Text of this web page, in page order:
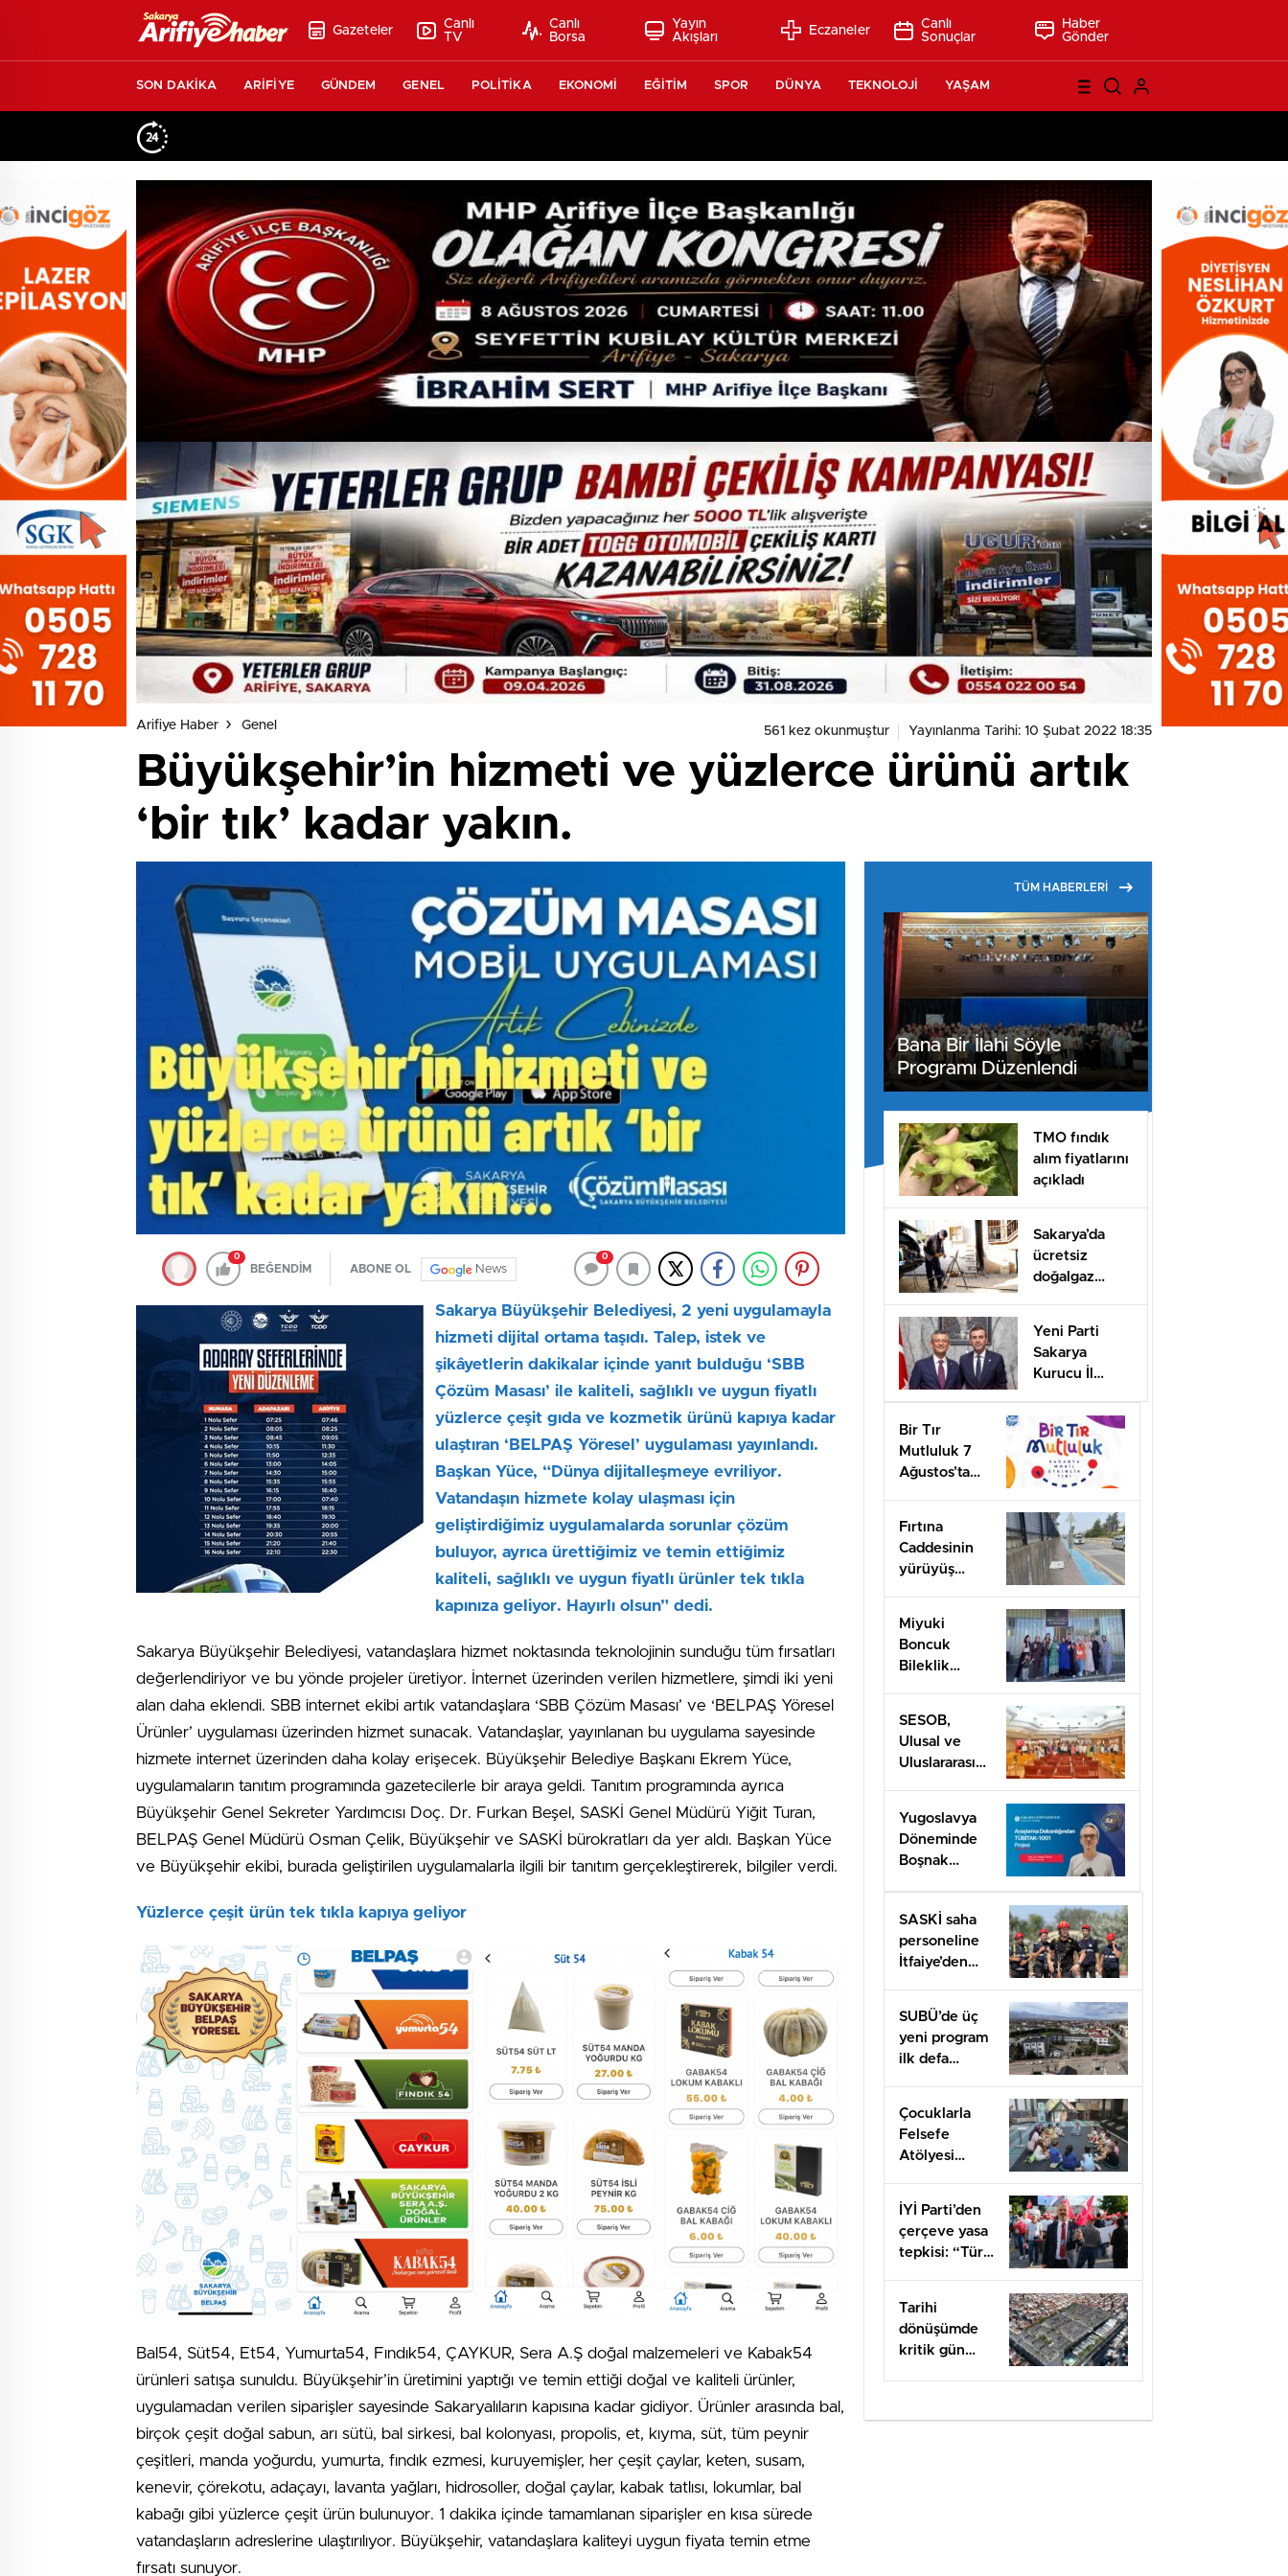
Gazeteler
Canlı
TV
Canlı
Borsa
Yayın
Akışları
Eczaneler
Canlı
Sonuçlar
Haber
Gönder
SON DAKİKA ARİFİYE GÜNDEM GENEL POLİTİKA EKONOMİ EĞİTİM SPOR DÜNYA TEKNOLOJİ YAŞAM
Arifiye Haber Genel 561 kez okunmuştur Yayınlanma Tarihi: 10 Şubat 2022 18:35
Büyükşehir’in hizmeti ve yüzlerce ürünü artık
‘bir tık’ kadar yakın.
0
BEĞENDİM ABONE OL News
0
Sakarya Büyükşehir Belediyesi, 2 yeni uygulamayla
hizmeti dijital ortama taşıdı. Talep, istek ve
şikâyetlerin dakikalar içinde yanıt bulduğu ‘SBB
Çözüm Masası’ ile kaliteli, sağlıklı ve uygun fiyatlı
yüzlerce çeşit gıda ve kozmetik ürünü kapıya kadar
ulaştıran ‘BELPAŞ Yöresel’ uygulaması yayınlandı.
Başkan Yüce, “Dünya dijitalleşmeye evriliyor.
Vatandaşın hizmete kolay ulaşması için
geliştirdiğimiz uygulamalarda sorunlar çözüm
buluyor, ayrıca ürettiğimiz ve temin ettiğimiz
kaliteli, sağlıklı ve uygun fiyatlı ürünler tek tıkla
kapınıza geliyor. Hayırlı olsun” dedi.
Sakarya Büyükşehir Belediyesi, vatandaşlara hizmet noktasında teknolojinin sunduğu tüm fırsatları
değerlendiriyor ve bu yönde projeler üretiyor. İnternet üzerinden verilen hizmetlere, şimdi iki yeni
alan daha eklendi. SBB internet ekibi artık vatandaşlara ‘SBB Çözüm Masası’ ve ‘BELPAŞ Yöresel
Ürünler’ uygulaması üzerinden hizmet sunacak. Vatandaşlar, yayınlanan bu uygulama sayesinde
hizmete internet üzerinden daha kolay erişecek. Büyükşehir Belediye Başkanı Ekrem Yüce,
uygulamaların tanıtım programında gazetecilerle bir araya geldi. Tanıtım programında ayrıca
Büyükşehir Genel Sekreter Yardımcısı Doç. Dr. Furkan Beşel, SASKİ Genel Müdürü Yiğit Turan,
BELPAŞ Genel Müdürü Osman Çelik, Büyükşehir ve SASKİ bürokratları da yer aldı. Başkan Yüce
ve Büyükşehir ekibi, burada geliştirilen uygulamalarla ilgili bir tanıtım gerçekleştirerek, bilgiler verdi.
Yüzlerce çeşit ürün tek tıkla kapıya geliyor
Bal54, Süt54, Et54, Yumurta54, Fındık54, ÇAYKUR, Sera A.Ş doğal malzemeleri ve Kabak54
ürünleri satışa sunuldu. Büyükşehir’in üretimini yaptığı ve temin ettiği doğal ve kaliteli ürünler,
uygulamadan verilen siparişler sayesinde Sakaryalıların kapısına kadar gidiyor. Ürünler arasında bal,
birçok çeşit doğal sabun, arı sütü, bal sirkesi, bal kolonyası, propolis, et, kıyma, süt, tüm peynir
çeşitleri, manda yoğurdu, yumurta, fındık ezmesi, kuruyemişler, her çeşit çaylar, keten, susam,
kenevir, çörekotu, adaçayı, lavanta yağları, hidrosoller, doğal çaylar, kabak tatlısı, lokumlar, bal
kabağı gibi yüzlerce çeşit ürün bulunuyor. 1 dakika içinde tamamlanan siparişler en kısa sürede
vatandaşların adreslerine ulaştırılıyor. Büyükşehir, vatandaşlara kaliteyi uygun fiyata temin etme
fırsatı sunuyor.
TÜM HABERLERİ
Bana Bir İlahi Söyle
Programı Düzenlendi
TMO fındık
alım fiyatlarını
açıkladı
Sakarya’da
ücretsiz
doğalgaz
başladı
Yeni Parti
Sakarya
Kurucu İl
görevlendirildi
Bir Tır
Mutluluk 7
Ağustos’ta
Fırtına
Caddesinin
yürüyüş
Miyuki
Boncuk
Bileklik
SESOB,
Ulusal ve
Uluslararası
Ağını
Güçlendiriyor
Yugoslavya
Döneminde
Boşnak
1001 Desteği
SASKİ saha
personeline
İtfaiye’den
güvenlik
eğitimi
SUBÜ’de üç
yeni program
ilk defa
Çocuklarla
Felsefe
Atölyesi
İYİ Parti’den
çerçeve yasa
tepkisi: “Türk
vereceksiniz”
Tarihi
dönüşümde
kritik gün